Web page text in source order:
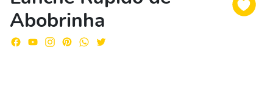
Abobrinha